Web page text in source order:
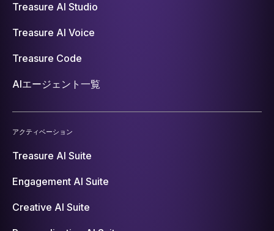
Treasure AI Studio
Treasure AI Voice
Treasure Code
AIエージェント一覧
アクティベーション
Treasure AI Suite
Engagement AI Suite
Creative AI Suite